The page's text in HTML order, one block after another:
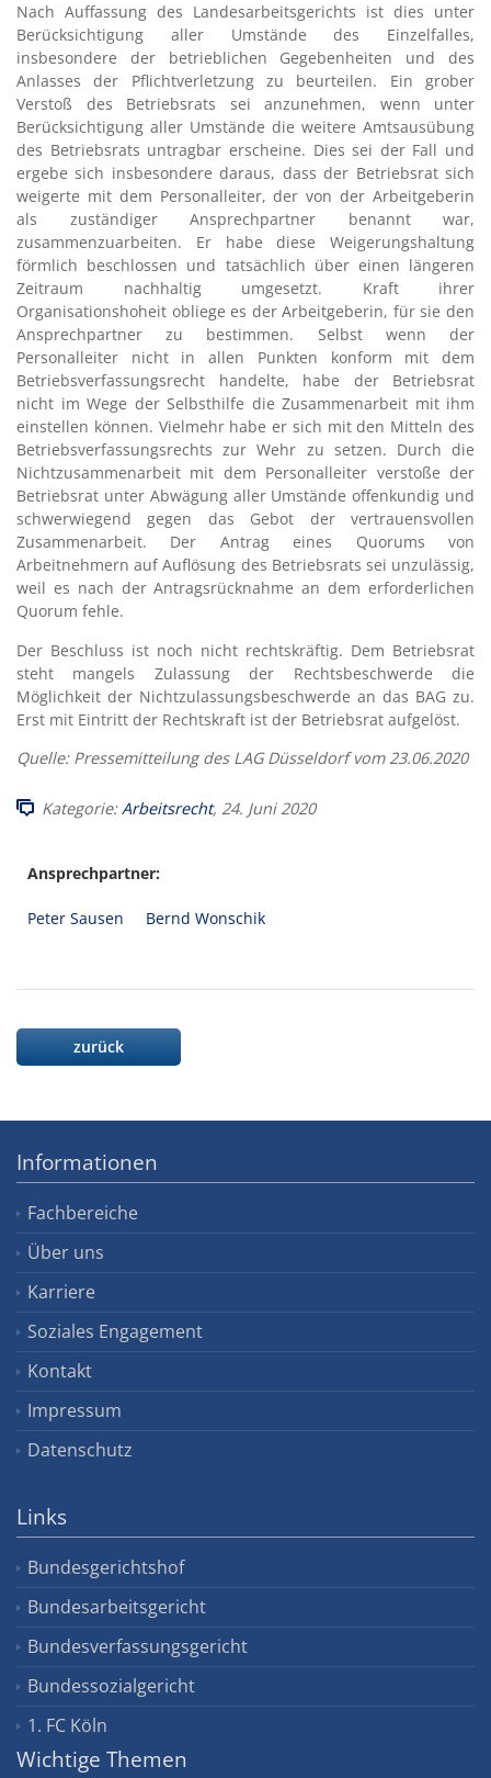
Nach Auffassung des Landesarbeitsgerichts ist dies unter
Berücksichtigung aller Umstände des Einzelfalles,
insbesondere der betrieblichen Gegebenheiten und des
Anlasses der Pflichtverletzung zu beurteilen. Ein grober
Verstoß des Betriebsrats sei anzunehmen, wenn unter
Berücksichtigung aller Umstände die weitere Amtsausübung
des Betriebsrats untragbar erscheine. Dies sei der Fall und
ergebe sich insbesondere daraus, dass der Betriebsrat sich
weigerte mit dem Personalleiter, der von der Arbeitgeberin
als zuständiger Ansprechpartner benannt war,
zusammenzuarbeiten. Er habe diese Weigerungshaltung
förmlich beschlossen und tatsächlich über einen längeren
Zeitraum nachhaltig umgesetzt. Kraft ihrer
Organisationshoheit obliege es der Arbeitgeberin, für sie den
Ansprechpartner zu bestimmen. Selbst wenn der
Personalleiter nicht in allen Punkten konform mit dem
Betriebsverfassungsrecht handelte, habe der Betriebsrat
nicht im Wege der Selbsthilfe die Zusammenarbeit mit ihm
einstellen können. Vielmehr habe er sich mit den Mitteln des
Betriebsverfassungsrechts zur Wehr zu setzen. Durch die
Nichtzusammenarbeit mit dem Personalleiter verstoße der
Betriebsrat unter Abwägung aller Umstände offenkundig und
schwerwiegend gegen das Gebot der vertrauensvollen
Zusammenarbeit. Der Antrag eines Quorums von
Arbeitnehmern auf Auflösung des Betriebsrats sei unzulässig,
weil es nach der Antragsrücknahme an dem erforderlichen
Quorum fehle.
Der Beschluss ist noch nicht rechtskräftig. Dem Betriebsrat
steht mangels Zulassung der Rechtsbeschwerde die
Möglichkeit der Nichtzulassungsbeschwerde an das BAG zu.
Erst mit Eintritt der Rechtskraft ist der Betriebsrat aufgelöst.
Quelle: Pressemitteilung des LAG Düsseldorf vom 23.06.2020
Kategorie:Arbeitsrecht, 24. Juni 2020
Ansprechpartner:
Peter Sausen Bernd Wonschik
zurück
Informationen
Fachbereiche
Über uns
Karriere
Soziales Engagement
Kontakt
Impressum
Datenschutz
Links
Bundesgerichtshof
Bundesarbeitsgericht
Bundesverfassungsgericht
Bundessozialgericht
1. FC Köln
Wichtige Themen